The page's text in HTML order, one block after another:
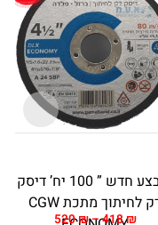
“מבצע חדש ” 100 יח’ דיסק
דק לחיתוך מתכת CGW
418₪
–
520₪